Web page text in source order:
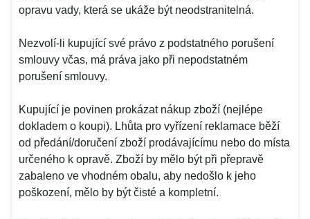
opravu vady, která se ukáže být neodstranitelná.
Nezvolí-li kupující své právo z podstatného porušení
smlouvy včas, má práva jako při nepodstatném
porušení smlouvy.
Kupující je povinen prokázat nákup zboží (nejlépe
dokladem o koupi). Lhůta pro vyřízení reklamace běží
od předání/doručení zboží prodávajícímu nebo do místa
určeného k opravě. Zboží by mělo být při přepravě
zabaleno ve vhodném obalu, aby nedošlo k jeho
poškození, mělo by být čisté a kompletní.